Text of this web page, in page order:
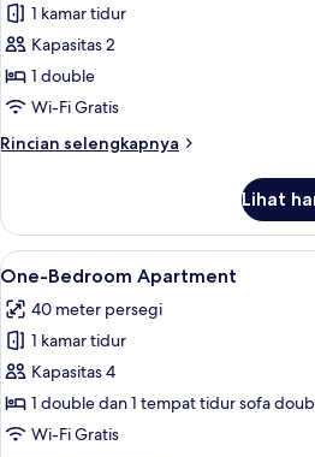
untuk
Studio
(First
floor)
1 kamar tidur
Kapasitas 2
1 double
Wi-Fi Gratis
Rincian selengkapnya
Rincian
Studio
(First
floor)
Lihat
Lihat
semua
foto
untuk
One-
Bedroom
Apartment
13
One-Bedroom Apartment
40 meter persegi
1 kamar tidur
Kapasitas 4
1 double dan 1 tempat tidur sofa
Wi-Fi Gratis